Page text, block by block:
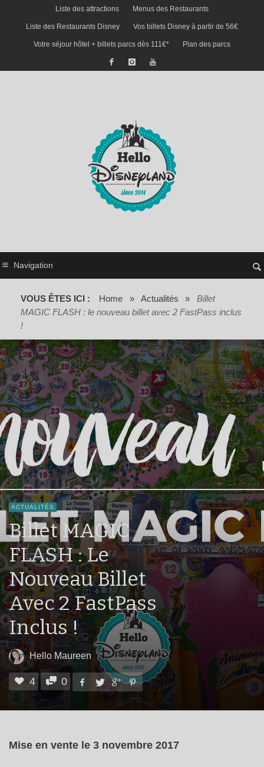
Liste des attractions Menus des Restaurants
Liste des Restaurants Disney Vos billets Disney à partir de 56€
Votre séjour hôtel + billets parcs dès 111€* Plan des parcs
Navigation
VOUS ÊTES ICI : Home » Actualités »
Billet
MAGIC FLASH : le nouveau billet avec 2 FastPass inclus
!
ACTUALITÉS
Billet MAGIC
FLASH : Le
Nouveau Billet
Avec 2 FastPass
Inclus !
Hello Maureen
4 0
Mise en vente le 3 novembre 2017